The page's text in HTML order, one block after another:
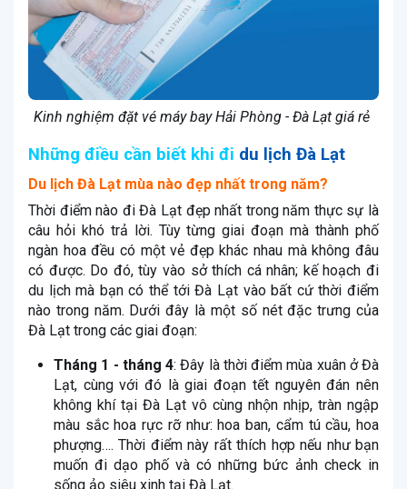
Kinh nghiệm đặt vé máy bay Hải Phòng - Đà Lạt giá rẻ
Những điều cần biết khi đi du lịch Đà Lạt
Du lịch Đà Lạt mùa nào đẹp nhất trong năm?
Thời điểm nào đi Đà Lạt đẹp nhất trong năm thực sự là
câu hỏi khó trả lời. Tùy từng giai đoạn mà thành phố
ngàn hoa đều có một vẻ đẹp khác nhau mà không đâu
có được. Do đó, tùy vào sở thích cá nhân; kế hoạch đi
du lịch mà bạn có thể tới Đà Lạt vào bất cứ thời điểm
nào trong năm. Dưới đây là một số nét đặc trưng của
Đà Lạt trong các giai đoạn:
Tháng 1 - tháng 4: Đây là thời điểm mùa xuân ở Đà
Lạt, cùng với đó là giai đoạn tết nguyên đán nên
không khí tại Đà Lạt vô cùng nhộn nhịp, tràn ngập
màu sắc hoa rực rỡ như: hoa ban, cẩm tú cầu, hoa
phượng…. Thời điểm này rất thích hợp nếu như bạn
muốn đi dạo phố và có những bức ảnh check in
sống ảo siêu xinh tại Đà Lạt.